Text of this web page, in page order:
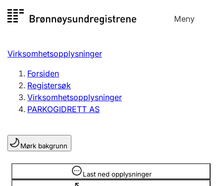
til
Meny
Registersøk
Aksjeselskap
Enkeltpersonforetak
Registrere, endre, slette
Lag og forening
Registrere, endre, slette
Virksomhetsopplysninger
Forsiden
Registersøk
Virksomhetsopplysninger
PARKOGIDRETT AS
Mørk bakgrunn
Last ned opplysninger
Opplysninger er skjult